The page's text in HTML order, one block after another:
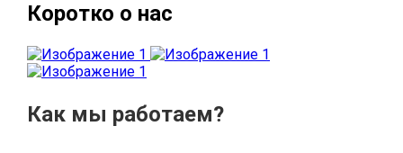
Коротко о нас
Как мы работаем?